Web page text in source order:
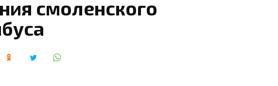
смоленского